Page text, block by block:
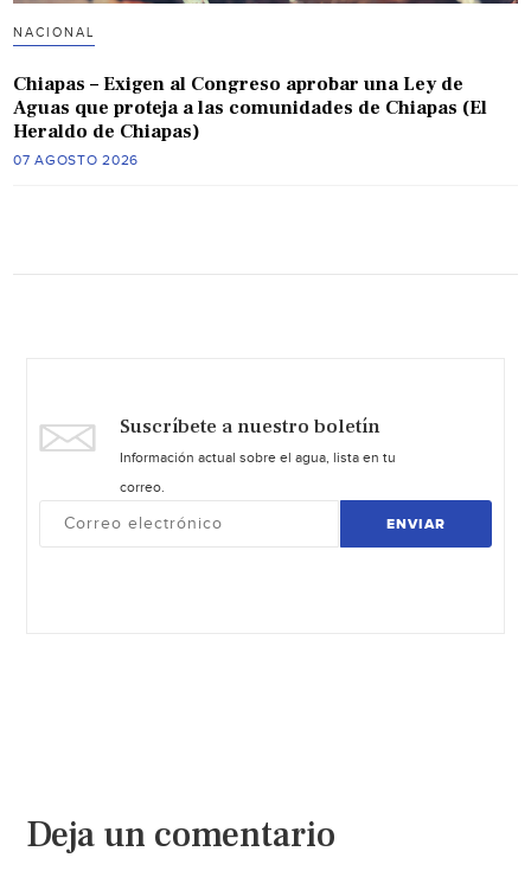
NACIONAL
Chiapas – Exigen al Congreso aprobar una Ley de
Aguas que proteja a las comunidades de Chiapas (El
Heraldo de Chiapas)
07 AGOSTO 2026
Suscríbete a nuestro boletín
Información actual sobre el agua, lista en tu
correo.
ENVIAR
Deja un comentario